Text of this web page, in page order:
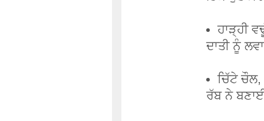
ਹਾੜ੍ਹੀ
ਦਾਤੀ ਨੂੰ
ਚਿੱਟੇ ਚੌਲ,
ਰੱਬ ਨੇ